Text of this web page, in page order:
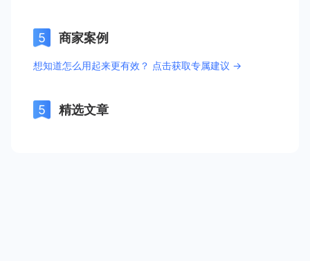
商家案例
想知道怎么用起来更有效？ 点击获取专属建议 →
精选文章